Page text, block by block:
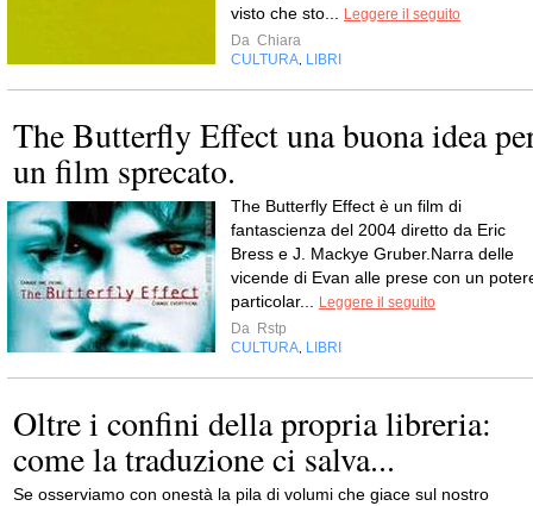
visto che sto...
Leggere il seguito
Da Chiara
CULTURA LIBRI
The Butterfly Effect una buona idea
un film sprecato.
The Butterfly Effect è un film di
fantascienza del 2004 diretto da Eric
Bress e J. Mackye Gruber.Narra delle
vicende di Evan alle prese con un
particolar...
Leggere il seguito
Da Rstp
CULTURA LIBRI
Oltre i confini della propria libreria:
come la traduzione ci salva...
Se osserviamo con onestà la pila di volumi che giace sul nostro